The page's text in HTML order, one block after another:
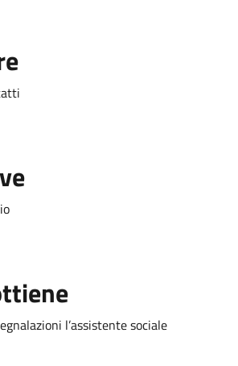
l’assistente sociale